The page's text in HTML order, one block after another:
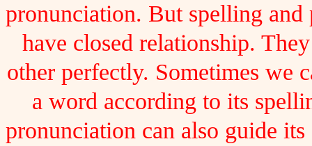
pronunciation. But spelling and
have closed relationship.
other perfectly. Sometimes we
a word according to its
pronunciation can also guide